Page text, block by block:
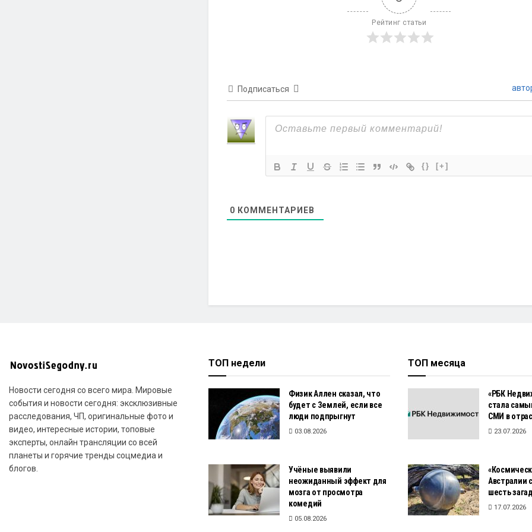
Рейтинг статьи
Подписаться
{} [+]
0 КОММЕНТАРИЕВ
Новости сегодня со всего мира. Мировые
события и новости сегодня: эксклюзивные
расследования, ЧП, оригинальные фото и
видео, интересные истории, топовые
эксперты, онлайн трансляции со всей
планеты и горячие тренды соцмедиа и
блогов.
ТОП недели
Физик Аллен сказал, что
будет с Землей, если все
люди подпрыгнут
03.08.2026
Учёные выявили
неожиданный эффект для
мозга от просмотра
комедий
05.08.2026
ТОП месяца
«РБК
стала
СМИ в
23.07.2026
Австралии
шесть
17.07.2026